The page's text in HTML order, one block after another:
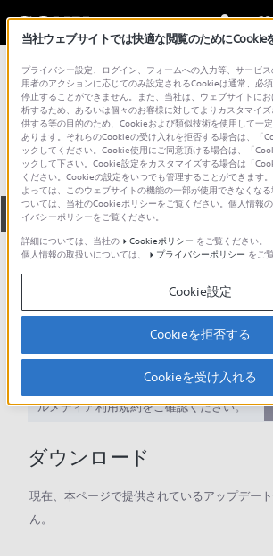
総合サポート・お問い合わせ
KV-1313
全て ダウンロード 取扱説明書
サポート動画をご利用の際にはソーシャ
ルメディア利用規約をご確認ください。
ダウンロード
現在、本ページで提供されているアップデー
ん。
当社ウェブサイトでは快適な閲覧のためにCookie
プライバシー設定、ログイン、フォームへの入力等、サービ
用者のアクションに応じてのみ設定されるCookieは通常、必
停止することができません。また、当社は、ウェブサイトに
析するため、あるいは個々のお客様に対してよりカスタマイ
供する等の目的のため、Cookieおよび類似技術を使用して一
あります。それらのCookieの受け入れを拒否する場合は、「
ックしてください。Cookie使用にご同意頂ける場合は、「
ックして下さい。Cookie設定をカスタマイズする場合は「
ください。Cookieの設定をいつでも管理することができます
よっては、このウェブサイトの機能の一部が使用できなくな
ついては、当社のCookieポリシーをご覧ください。個人情報
イバシーポリシーをご覧ください。
詳細については、当社の
Cookieポリシー をご覧ください。
個人情報の取扱いについては、
プライバシーポリシー をご
Cookie設定
Cookieを拒否する
Cookieを受け入れる